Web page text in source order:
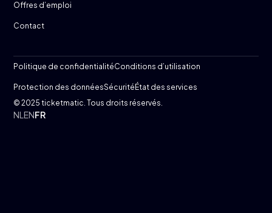
Offres d’emploi
Contact
© 2025 ticketmatic. Tous droits réservés.
Politique de confidentialitéConditions d’utilisation
Protection des donnéesSécurité État des services
NLENFR